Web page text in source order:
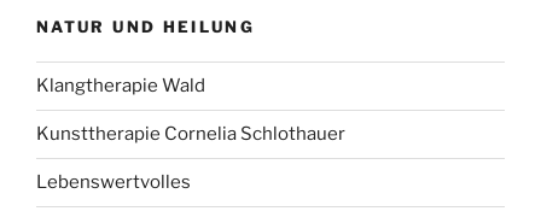
NATUR UND HEILUNG
Klangtherapie Wald
Kunsttherapie Cornelia Schlothauer
Lebenswertvolles